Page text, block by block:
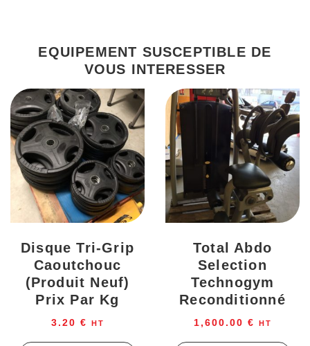
EQUIPEMENT SUSCEPTIBLE DE
VOUS INTERESSER
Disque Tri-Grip
Caoutchouc
(produit Neuf)
Prix Par Kg
3.20 € HT
Total Abdo
Selection
Technogym
Reconditionné
1,600.00 € HT